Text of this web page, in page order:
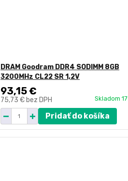
DRAM Goodram DDR4 SODIMM 8GB
3200MHz CL22 SR 1,2V
93,15 €
75,73 € bez DPH Skladom 17
Pridať do košíka